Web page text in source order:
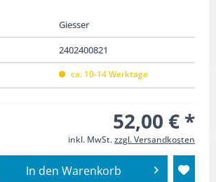
Giesser
2402400821
ca. 10-14 Werktage
52,00 € *
inkl. MwSt.zzgl. Versandkosten
In den Warenkorb